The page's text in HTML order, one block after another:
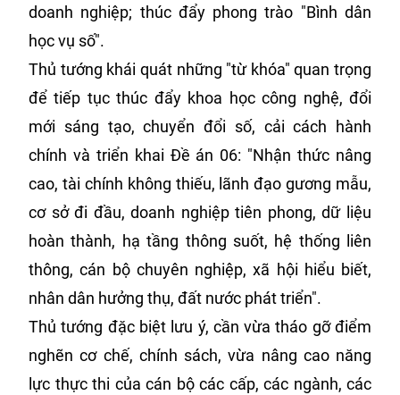
doanh nghiệp; thúc đẩy phong trào "Bình dân
học vụ số".
Thủ tướng khái quát những "từ khóa" quan trọng
để tiếp tục thúc đẩy khoa học công nghệ, đổi
mới sáng tạo, chuyển đổi số, cải cách hành
chính và triển khai Đề án 06: "Nhận thức nâng
cao, tài chính không thiếu, lãnh đạo gương mẫu,
cơ sở đi đầu, doanh nghiệp tiên phong, dữ liệu
hoàn thành, hạ tầng thông suốt, hệ thống liên
thông, cán bộ chuyên nghiệp, xã hội hiểu biết,
nhân dân hưởng thụ, đất nước phát triển".
Thủ tướng đặc biệt lưu ý, cần vừa tháo gỡ điểm
nghẽn cơ chế, chính sách, vừa nâng cao năng
lực thực thi của cán bộ các cấp, các ngành, các